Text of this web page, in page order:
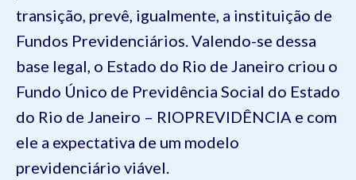
transição, prevê, igualmente, a instituição de
Fundos Previdenciários. Valendo-se dessa
base legal, o Estado do Rio de Janeiro criou o
Fundo Único de Previdência Social do Estado
do Rio de Janeiro – RIOPREVIDÊNCIA e com
ele a expectativa de um modelo
previdenciário viável.